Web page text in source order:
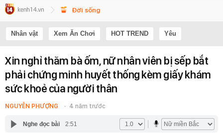
Đời sống
Nhân vật Xem Ăn Chơi HOT TREND Yêu
Xin nghỉ thăm bà ốm, nữ nhân viên bị sếp bắt
phải chứng minh huyết thống kèm giấy khám
sức khoẻ của người thân
NGUYỄN PHƯỢNG 4 năm trước
Nghe đọc bài 2:51